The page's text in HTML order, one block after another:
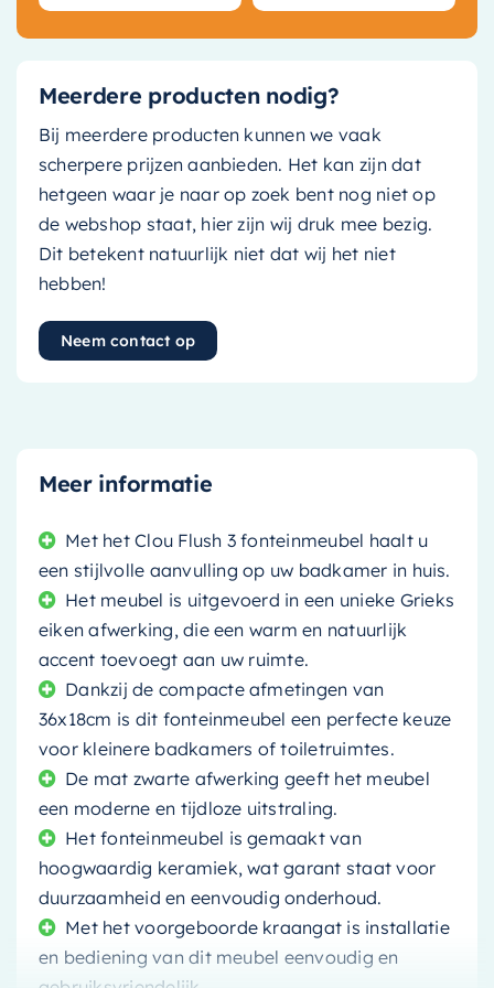
Meerdere producten nodig?
Bij meerdere producten kunnen we vaak
scherpere prijzen aanbieden. Het kan zijn dat
hetgeen waar je naar op zoek bent nog niet op
de webshop staat, hier zijn wij druk mee bezig.
Dit betekent natuurlijk niet dat wij het niet
hebben!
Neem contact op
Meer informatie
Met het Clou Flush 3 fonteinmeubel haalt u
een stijlvolle aanvulling op uw badkamer in huis.
Het meubel is uitgevoerd in een unieke Grieks
eiken afwerking, die een warm en natuurlijk
accent toevoegt aan uw ruimte.
Dankzij de compacte afmetingen van
36x18cm is dit fonteinmeubel een perfecte keuze
voor kleinere badkamers of toiletruimtes.
De mat zwarte afwerking geeft het meubel
een moderne en tijdloze uitstraling.
Het fonteinmeubel is gemaakt van
hoogwaardig keramiek, wat garant staat voor
duurzaamheid en eenvoudig onderhoud.
Met het voorgeboorde kraangat is installatie
en bediening van dit meubel eenvoudig en